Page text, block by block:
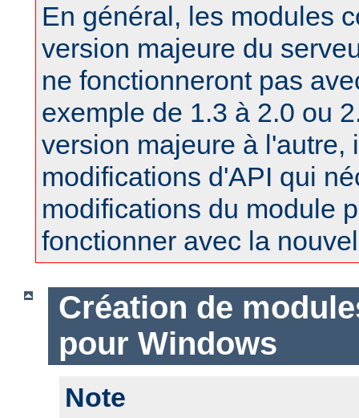
En général, les modules
version majeure du
ne fonctionneront pas
exemple de 1.3 à 2.0 ou
version majeure à l'autre,
modifications d'API qui
modifications du module
fonctionner avec la
Création de
pour Windows
Note